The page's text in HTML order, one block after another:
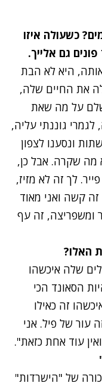
כשעולה איזו
גם אלייך.
היא לא הבת
את החיים שלה,
על מה שאת
גוננתי עליה,
ונסענו לצפון
מה שקרה. אבל כן,
לך זה לא מזיז,
זה קשה ואני מאוד
ומשפריצה, זה עף
האלו?
שלה איכשהו
הסאונד הכי
איכשהו זה כאילו
עור של פיל. אני
עוד אחת כזאת".
את עונת הבכורה של "הישרדות"